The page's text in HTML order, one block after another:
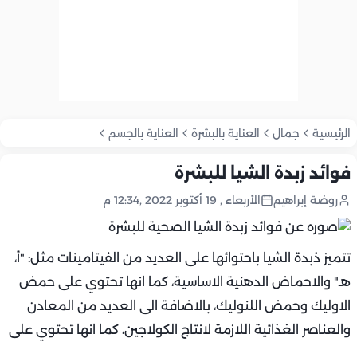
الرئيسية جمال العناية بالبشرة العناية بالجسم
فوائد زبدة الشيا للبشرة
روضة إبراهيم الأربعاء , 19 أكتوبر 2022 ,12:34 م
تتميز ذبدة الشيا باحتوائها على العديد من الفيتامينات مثل: "أ،
هـ" والاحماض الدهنية الاساسية، كما انها تحتوي على حمض
الاوليك وحمض اللنوليك، بالاضافة الى العديد من المعادن
والعناصر الغذائية اللازمة لانتاج الكولاجين، كما انها تحتوي على